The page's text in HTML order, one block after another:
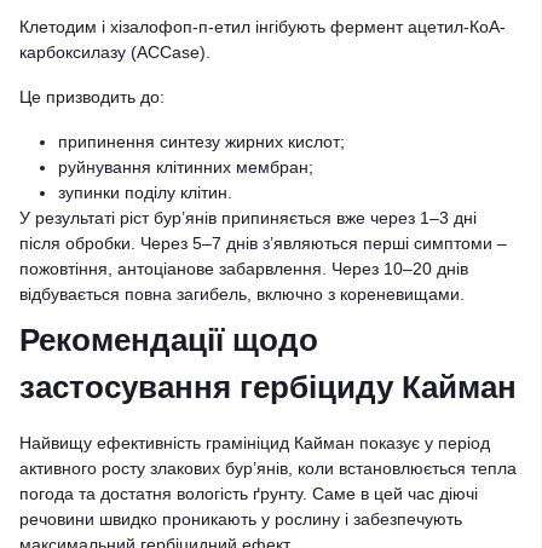
Клетодим і хізалофоп-п-етил інгібують фермент ацетил-КоА-
карбоксилазу (ACCase).
Це призводить до:
припинення синтезу жирних кислот;
руйнування клітинних мембран;
зупинки поділу клітин.
У результаті ріст бур’янів припиняється вже через 1–3 дні
після обробки. Через 5–7 днів з’являються перші симптоми –
пожовтіння, антоціанове забарвлення. Через 10–20 днів
відбувається повна загибель, включно з кореневищами.
Рекомендації щодо
застосування гербіциду Кайман
Найвищу ефективність грамініцид Кайман показує у період
активного росту злакових бур’янів, коли встановлюється тепла
погода та достатня вологість ґрунту. Саме в цей час діючі
речовини швидко проникають у рослину і забезпечують